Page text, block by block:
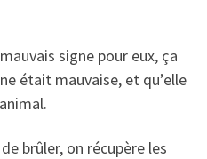
signe pour eux, ça
était mauvaise, et qu’elle
animal.
brûler, on récupère les